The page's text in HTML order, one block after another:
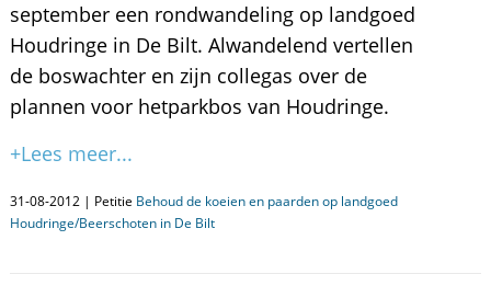
september een rondwandeling op landgoed
Houdringe in De Bilt. Alwandelend vertellen
de boswachter en zijn collegas over de
plannen voor hetparkbos van Houdringe.
+Lees meer...
31-08-2012 | Petitie Behoud de koeien en paarden op landgoed
Houdringe/Beerschoten in De Bilt